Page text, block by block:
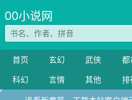
00小说网
首页 玄幻 武侠 都
科幻
言情 其他 排